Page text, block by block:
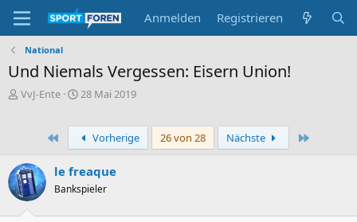
Anmelden Registrieren
National
Und Niemals Vergessen: Eisern Union!
E
l
l
e
VvJ-Ente
E
t
e
l
t
28 Mai 2019
Erste Vorherige 26 von 28 Nächste
le freaque
Bankspieler